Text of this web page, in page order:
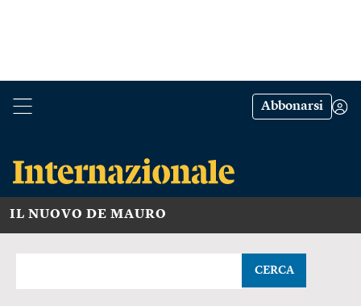
Abbonarsi
IL NUOVO DE MAURO
CERCA